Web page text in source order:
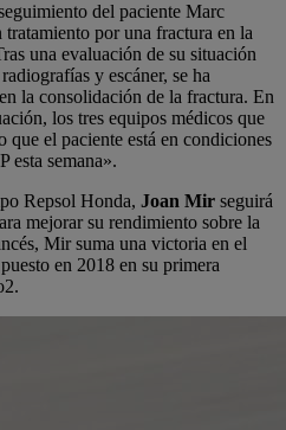
del paciente Marc
por una fractura en la
una evaluación de su situación
y escáner, se ha
la consolidación de la fractura. En
los tres equipos médicos que
que el paciente está en condiciones
esta semana».
Repsol Honda, Joan Mir seguirá
mejorar su rendimiento sobre la
Mir suma una victoria en el
en 2018 en su primera